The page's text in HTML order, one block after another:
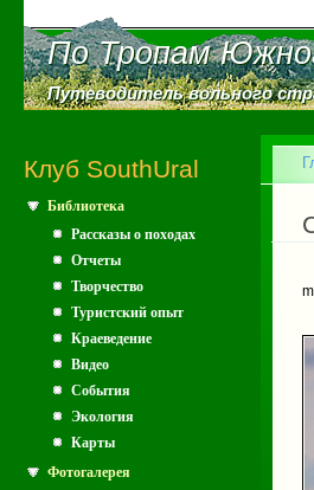
По Тропам
По Тропам
Путеводитель вольного
Путеводитель вольного
Клуб SouthUral
Библиотека
Рассказы о походах
Отчеты
Творчество
Туристский опыт
Краеведение
Видео
События
Экология
Карты
Фотогалерея